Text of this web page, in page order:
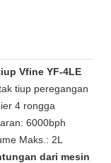
Vfine YF-4LE
tiup peregangan
4 rongga
6000bph
Maks.: 2L
dari mesin